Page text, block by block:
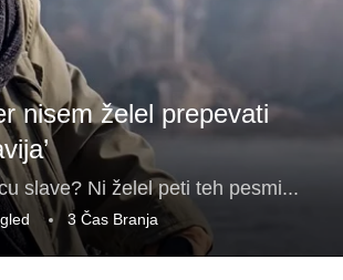
nisem želel prepevati
slave? Ni želel peti teh pesmi...
3 Čas Branja